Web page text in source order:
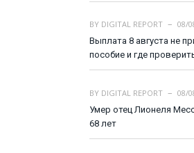
BY DIGITAL REPORT
08/
Выплата 8 августа не
пособие и где
BY DIGITAL REPORT
08/
Умер отец Лионеля
68 лет